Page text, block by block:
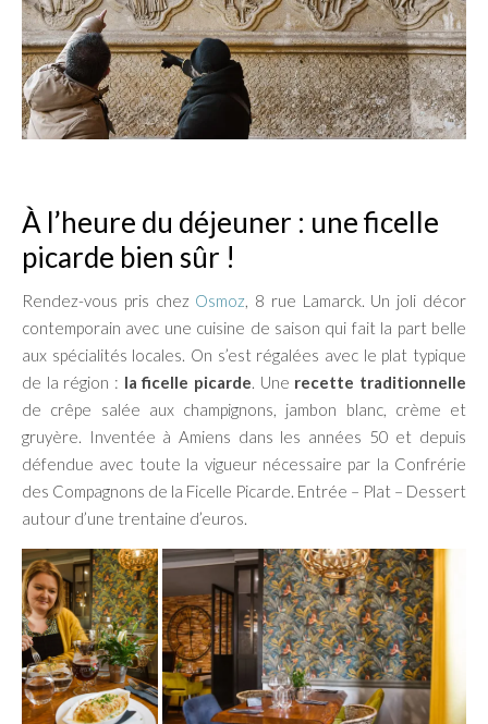
À l’heure du déjeuner : une ficelle
picarde bien sûr !
Rendez-vous pris chez Osmoz, 8 rue Lamarck. Un joli décor
contemporain avec une cuisine de saison qui fait la part belle
aux spécialités locales. On s’est régalées avec le plat typique
de la région : la ficelle picarde. Une recette traditionnelle
de crêpe salée aux champignons, jambon blanc, crème et
gruyère. Inventée à Amiens dans les années 50 et depuis
défendue avec toute la vigueur nécessaire par la Confrérie
des Compagnons de la Ficelle Picarde. Entrée – Plat – Dessert
autour d’une trentaine d’euros.